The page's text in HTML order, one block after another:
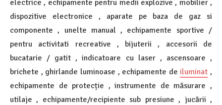
electrice , echipamente pentru medii explozive , mobilier ,
dispozitive electronice , aparate pe baza de gaz si
componente , unelte manual , echipamente sportive /
pentru activitati recreative , bijuterii , accesorii de
bucatarie / gatit , indicatoare cu laser , ascensoare ,
brichete , ghirlande luminoase , echipamente de iluminat ,
echipamente de protecție , instrumente de măsurare ,
utilaje , echipamente/recipiente sub presiune , jucării ,